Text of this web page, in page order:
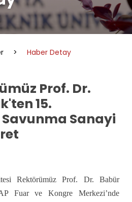
> Haber Detay
Prof. Dr.
15.
Sanayi
Rektörümüz Prof. Dr. Babür
Fuar ve Kongre Merkezi’nde